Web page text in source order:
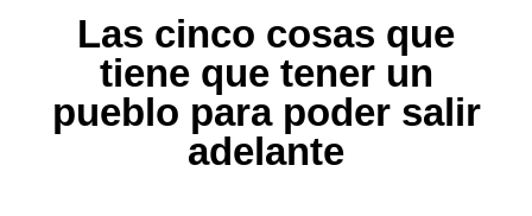
Las cinco cosas que
tiene que tener un
pueblo para poder salir
adelante